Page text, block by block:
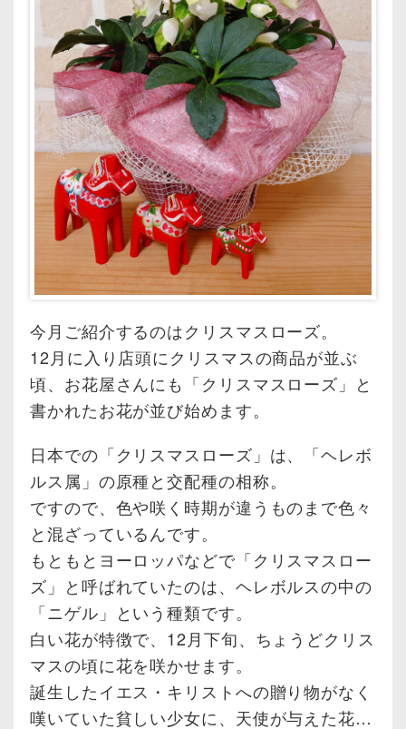
今月ご紹介するのはクリスマスローズ。
12月に入り店頭にクリスマスの商品が並ぶ
頃、お花屋さんにも「クリスマスローズ」と
書かれたお花が並び始めます。
日本での「クリスマスローズ」は、「ヘレボ
ルス属」の原種と交配種の相称。
ですので、色や咲く時期が違うものまで色々
と混ざっているんです。
もともとヨーロッパなどで「クリスマスロー
ズ」と呼ばれていたのは、ヘレボルスの中の
「ニゲル」という種類です。
白い花が特徴で、12月下旬、ちょうどクリス
マスの頃に花を咲かせます。
誕生したイエス・キリストへの贈り物がなく
嘆いていた貧しい少女に、天使が与えた花…